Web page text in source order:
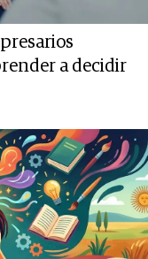
a decidir